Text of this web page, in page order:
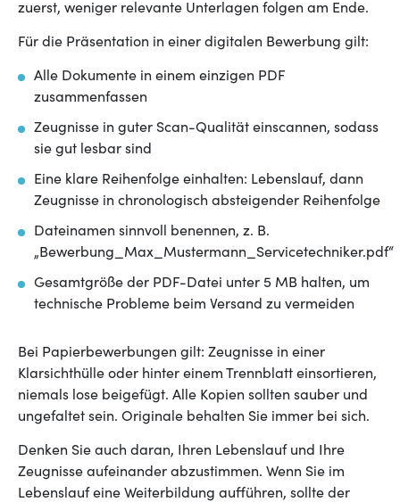
zuerst, weniger relevante Unterlagen folgen am Ende.
Für die Präsentation in einer digitalen Bewerbung gilt:
Alle Dokumente in einem einzigen PDF
zusammenfassen
Zeugnisse in guter Scan-Qualität einscannen, sodass
sie gut lesbar sind
Eine klare Reihenfolge einhalten: Lebenslauf, dann
Zeugnisse in chronologisch absteigender Reihenfolge
Dateinamen sinnvoll benennen, z. B.
„Bewerbung_Max_Mustermann_Servicetechniker.pdf“
Gesamtgröße der PDF-Datei unter 5 MB halten, um
technische Probleme beim Versand zu vermeiden
Bei Papierbewerbungen gilt: Zeugnisse in einer
Klarsichthülle oder hinter einem Trennblatt einsortieren,
niemals lose beigefügt. Alle Kopien sollten sauber und
ungefaltet sein. Originale behalten Sie immer bei sich.
Denken Sie auch daran, Ihren Lebenslauf und Ihre
Zeugnisse aufeinander abzustimmen. Wenn Sie im
Lebenslauf eine Weiterbildung aufführen, sollte der